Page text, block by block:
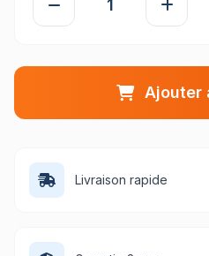
Ajouter
Livraison rapide